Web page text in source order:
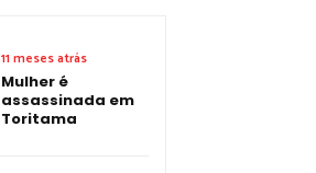
11 meses atrás
Mulher é
assassinada em
Toritama